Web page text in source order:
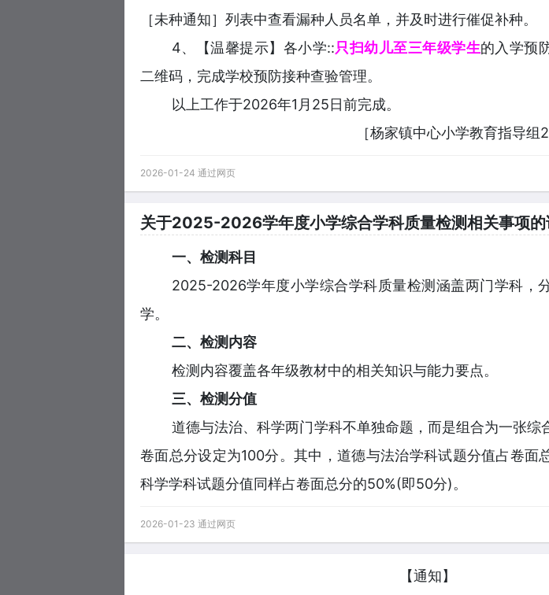
［未种通知］列表中查看漏种人员名单，并及时进行催促补种。
4、【温馨提示】各小学::只扫幼儿至三年级学生的入学预
二维码，完成学校预防接种查验管理。
以上工作于2026年1月25日前完成。
［杨家镇中心小学教育指导组
2026-01-24 通过网页
关于2025-2026学年度小学综合学科质量检测相关事项的
一、检测科目
2025-2026学年度小学综合学科质量检测涵盖两门学科，
学。
二、检测内容
检测内容覆盖各年级教材中的相关知识与能力要点。
三、检测分值
道德与法治、科学两门学科不单独命题，而是组合为一张综
卷面总分设定为100分。其中，道德与法治学科试题分值占卷面
科学学科试题分值同样占卷面总分的50%(即50分)。
2026-01-23 通过网页
【通知】